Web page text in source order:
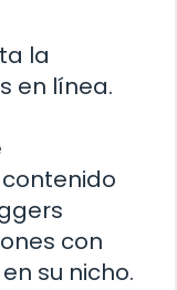
la
en línea.
con
su nicho.